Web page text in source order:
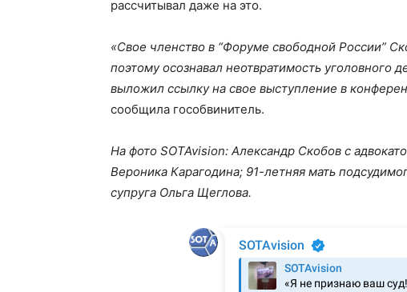
рассчитывал даже на это.
«Свое членство в “Форуме свободной России”
поэтому осознавал неотвратимость уголовного
выложил ссылку на свое выступление в
сообщила гособвинитель.
На фото SOTAvision: Александр Скобов с
Вероника Карагодина; 91-летняя мать
супруга Ольга Щеглова.